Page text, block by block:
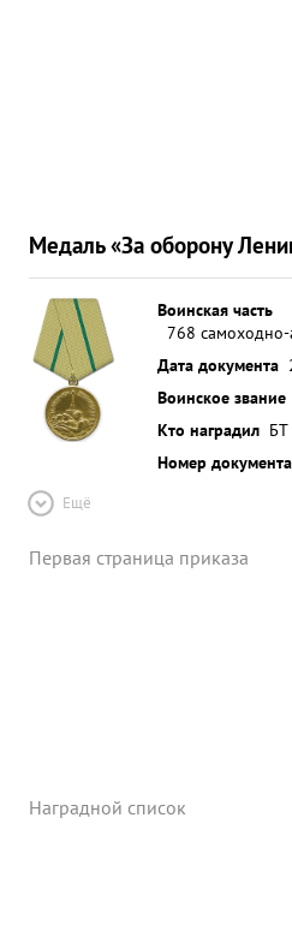
Медаль «За оборону
Воинская часть
768 самоходно-
Дата документа
Воинское звание
Кто наградил
Номер документа
Ещё
Первая страница приказа
Наградной список